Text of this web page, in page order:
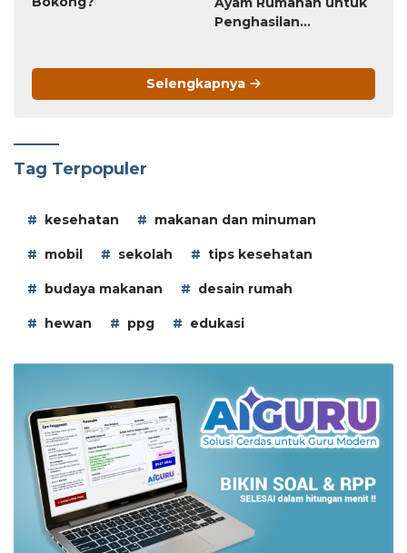
Penghasilan
Selengkapnya
Tag Terpopuler
kesehatan makanan dan minuman
mobil sekolah tips kesehatan
budaya makanan desain rumah
hewan ppg edukasi